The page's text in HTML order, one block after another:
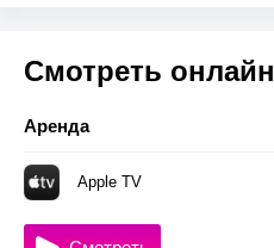
Смотреть онлайн
Аренда
Apple TV